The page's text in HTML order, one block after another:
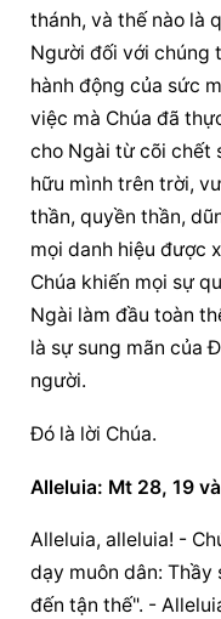
thánh, và thế nào là
Người đối với chúng
hành động của sức
việc mà Chúa đã
cho Ngài từ cõi chết
hữu mình trên trời,
thần, quyền thần,
mọi danh hiệu được
Chúa khiến mọi sự
Ngài làm đầu toàn
là sự sung mãn của
người.
Ðó là lời Chúa.
Alleluia: Mt 28, 19
Alleluia, alleluia! -
dạy muôn dân: Thầy
đến tận thế". -